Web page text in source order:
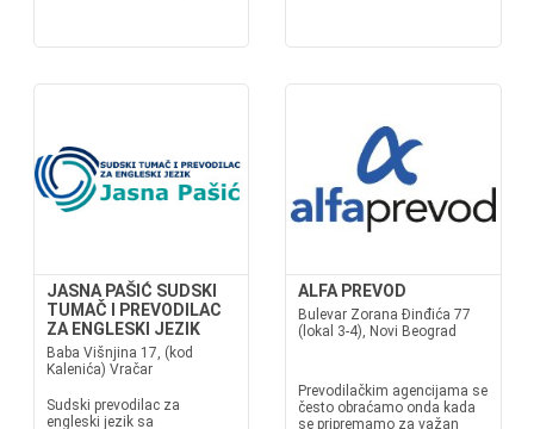
JASNA PAŠIĆ SUDSKI
TUMAČ I PREVODILAC
ZA ENGLESKI JEZIK
Baba Višnjina 17, (kod
Kalenića) Vračar
Sudski prevodilac za
engleski jezik sa
ALFA PREVOD
Bulevar Zorana Đinđića 77
(lokal 3-4), Novi Beograd
Prevodilačkim agencijama se
često obraćamo onda kada
se pripremamo za važan